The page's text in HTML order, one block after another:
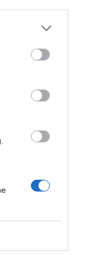
Csak most és
hagyunk újabb